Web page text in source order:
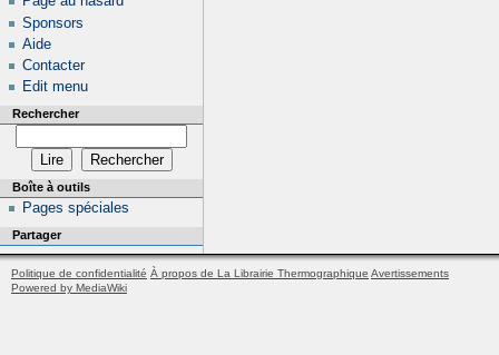
Sponsors
Aide
Contacter
Edit menu
Rechercher
Boîte à outils
Pages spéciales
Partager
Politique de confidentialité À propos de La Librairie Thermographique Avertissements
Powered by MediaWiki